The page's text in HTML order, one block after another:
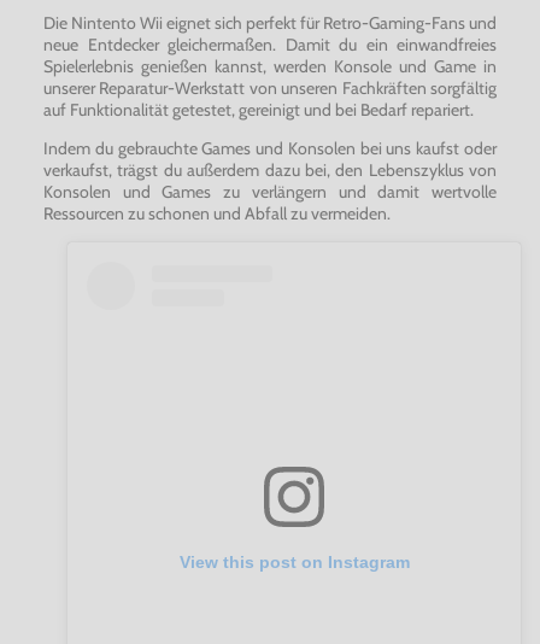
Die Nintento Wii eignet sich perfekt für Retro-Gaming-Fans und
neue Entdecker gleichermaßen. Damit du ein einwandfreies
Spielerlebnis genießen kannst, werden Konsole und Game in
unserer Reparatur-Werkstatt von unseren Fachkräften sorgfältig
auf Funktionalität getestet, gereinigt und bei Bedarf repariert.
Indem du gebrauchte Games und Konsolen bei uns kaufst oder
verkaufst, trägst du außerdem dazu bei, den Lebenszyklus von
Konsolen und Games zu verlängern und damit wertvolle
Ressourcen zu schonen und Abfall zu vermeiden.
View this post on Instagram